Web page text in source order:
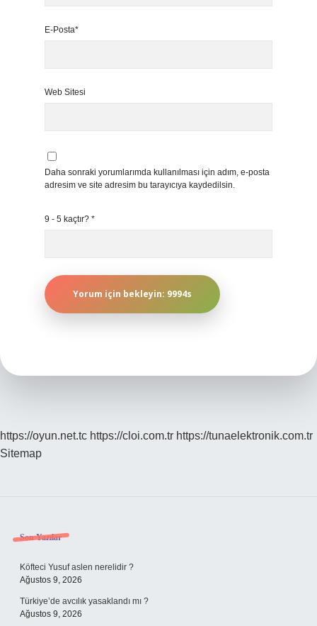
E-Posta*
Web Sitesi
Daha sonraki yorumlarımda kullanılması için adım, e-posta
adresim ve site adresim bu tarayıcıya kaydedilsin.
9 - 5 kaçtır? *
https://oyun.net.tc https://cloi.com.tr https://tunaelektronik.com.tr
Sitemap
Sidebar
Son Yazılar
Köfteci Yusuf aslen nerelidir ?
Ağustos 9, 2026
Türkiye’de avcılık yasaklandı mı ?
Ağustos 9, 2026